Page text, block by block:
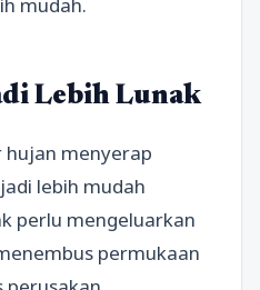
Lebih Lunak
hujan menyerap
lebih mudah
perlu mengeluarkan
permukaan